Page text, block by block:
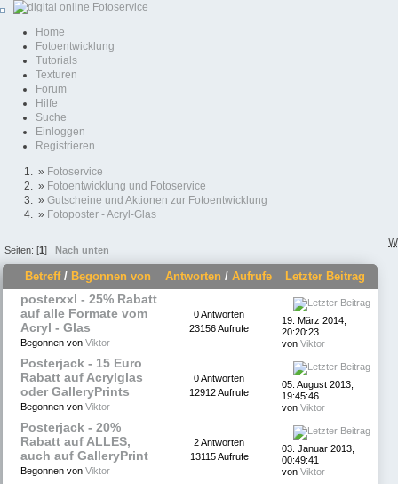
Home
Fotoentwicklung
Tutorials
Texturen
Forum
Hilfe
Suche
Einloggen
Registrieren
» Fotoservice
» Fotoentwicklung und Fotoservice
» Gutscheine und Aktionen zur Fotoentwicklung
» Fotoposter - Acryl-Glas
Seiten: [1] Nach unten
Betreff/ Begonnen von Antworten / Aufrufe
Letzter Beitrag
posterxxl - 25% Rabatt
auf alle Formate vom
Acryl - Glas
Begonnen von Viktor
0 Antworten
23156 Aufrufe
19. März 2014,
20:20:23
von Viktor
Posterjack - 15 Euro
Rabatt auf Acrylglas
oder GalleryPrints
Begonnen von Viktor
0 Antworten
12912 Aufrufe
05. August 2013,
19:45:46
von Viktor
Posterjack - 20%
Rabatt auf ALLES,
auch auf GalleryPrint
Begonnen von Viktor
2 Antworten
13115 Aufrufe
03. Januar 2013,
00:49:41
von Viktor